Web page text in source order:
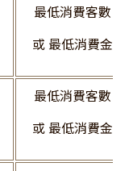
最低消費客數
或 最低消費金
最低消費客數
或 最低消費金